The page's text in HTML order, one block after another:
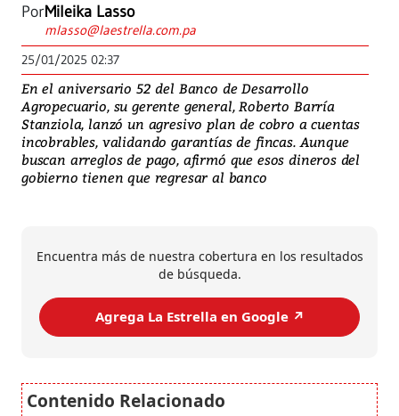
PorMileika Lasso
mlasso@laestrella.com.pa
25/01/2025 02:37
En el aniversario 52 del Banco de Desarrollo
Agropecuario, su gerente general, Roberto Barría
Stanziola, lanzó un agresivo plan de cobro a cuentas
incobrables, validando garantías de fincas. Aunque
buscan arreglos de pago, afirmó que esos dineros del
gobierno tienen que regresar al banco
Encuentra más de nuestra cobertura en los resultados
de búsqueda.
Agrega La Estrella en Google ↗️